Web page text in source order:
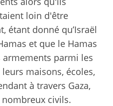
loin d'être
étant donné qu’Israël
et que le Hamas
armements parmi les
maisons, écoles,
à travers Gaza,
civils.